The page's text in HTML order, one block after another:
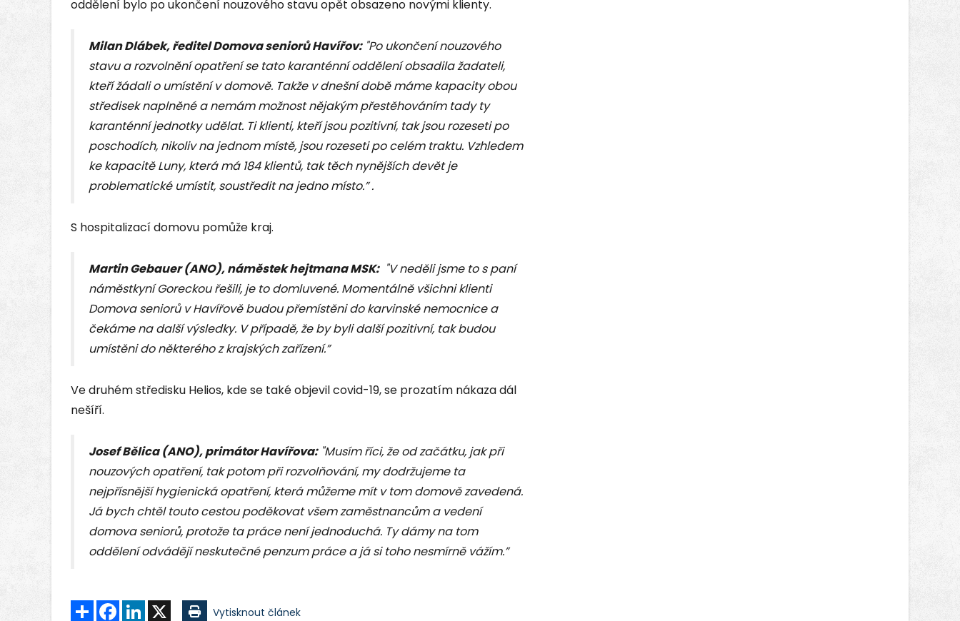
oddělení bylo po ukončení nouzového stavu opět obsazeno novými klienty.
Milan Dlábek, ředitel Domova seniorů Havířov:"Po ukončení nouzového
stavu a rozvolnění opatření se tato karanténní oddělení obsadila žadateli,
kteří žádali o umístění v domově. Takže v dnešní době máme kapacity obou
středisek naplněné a nemám možnost nějakým přestěhováním tady ty
karanténní jednotky udělat. Ti klienti, kteří jsou pozitivní, tak jsou rozeseti po
poschodích, nikoliv na jednom místě, jsou rozeseti po celém traktu. Vzhledem
ke kapacitě Luny, která má 184 klientů, tak těch nynějších devět je
problematické umístit, soustředit na jedno místo.” .
S hospitalizací domovu pomůže kraj.
Martin Gebauer (ANO), náměstek hejtmana MSK:"V neděli jsme to s paní
náměstkyní Goreckou řešili, je to domluvené. Momentálně všichni klienti
Domova seniorů v Havířově budou přemístěni do karvinské nemocnice a
čekáme na další výsledky. V případě, že by byli další pozitivní, tak budou
umístěni do některého z krajských zařízení.”
Ve druhém středisku Helios, kde se také objevil covid-19, se prozatím nákaza dál
nešíří.
Josef Bělica (ANO), primátor Havířova:"Musím říci, že od začátku, jak při
nouzových opatření, tak potom při rozvolňování, my dodržujeme ta
nejpřísnější hygienická opatření, která můžeme mít v tom domově zavedená.
Já bych chtěl touto cestou poděkovat všem zaměstnancům a vedení
domova seniorů, protože ta práce není jednoduchá. Ty dámy na tom
oddělení odvádějí neskutečné penzum práce a já si toho nesmírně vážím.”
Sdílet FacebookLinkedIn Vytisknout článek